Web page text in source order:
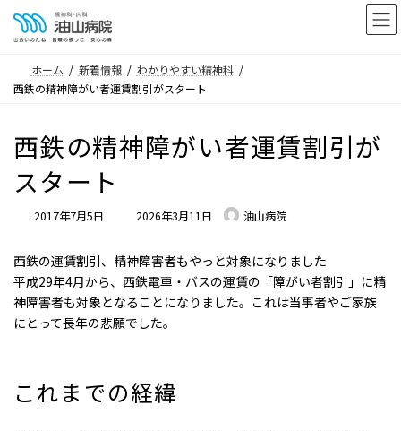
ホーム 新着情報
わかりやすい精神科
西鉄の精神障がい者運賃割引がスタート
西鉄の精神障がい者運賃割引が
スタート
2017年7月5日
最
更
新
日
時
2026年3月11日 油山病院
西鉄の運賃割引、精神障害者もやっと対象になりました
平成29年4月から、西鉄電車・バスの運賃の「障がい者割引」に精
神障害者も対象となることになりました。これは当事者やご家族
にとって長年の悲願でした。
これまでの経緯